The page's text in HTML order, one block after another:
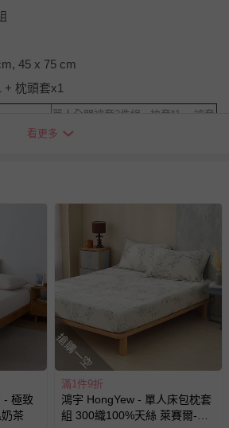
45 x 75 cm
+ 枕頭套x1
單人全開被套2件組- 枕套*1 、被套
*1
枕套- 45*75 cm
[KIDS DESIGN得獎款]OzBoy男
[KIDS DESIGN得獎款]OzBoy女
野生動物園 粉/綠/藍
日本
務，建議媽咪收貨後先把床組拿出來試
誤、花紋裁切是否合乎理想以及沒有瑕
再下水清洗喔！
或損毀將無法辦理退貨，請媽咪收到後
看更多
- 極致
茶
搶購一空
滿1件9折
鴻宇 HongYew - 單人床包枕套
組 300織100%天絲 萊賽爾-朱